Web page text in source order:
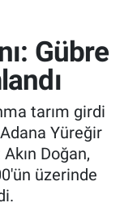
Gübre
tarım girdi
Yüreğir
Doğan,
üzerinde